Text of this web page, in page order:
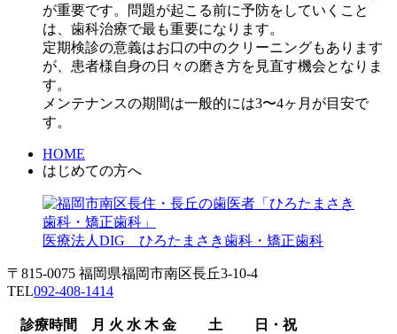
が重要です。問題が起こる前に予防をしていくこと
は、歯科治療で最も重要になります。
定期検診の意義はお口の中のクリーニングもあります
が、患者様自身の日々の磨き方を見直す機会となりま
す。
メンテナンスの期間は一般的には3〜4ヶ月が目安で
す。
HOME
はじめての方へ
医療法人DIG ひろたまさき歯科・矯正歯科
〒815-0075 福岡県福岡市南区長丘3-10-4
TEL092-408-1414
診療時間 月 火 水 木 金 土
日・祝